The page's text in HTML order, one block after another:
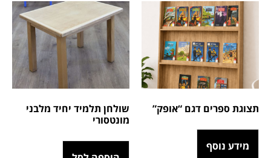
תצוגת ספרים דגם “אופק”
מידע נוסף
שולחן תלמיד יחיד מלבני
מונטסורי